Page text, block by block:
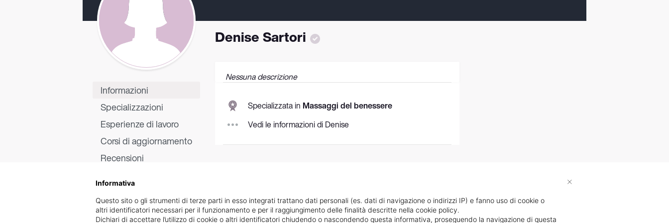
Informazioni
Specializzazioni
Esperienze di lavoro
Corsi di aggiornamento
Recensioni
Denise Sartori
Nessuna descrizione
Specializzata in Massaggi del benessere
Vedi le informazioni di Denise
Informativa
Questo sito o gli strumenti di terze parti in esso integrati trattano dati personali (es. dati di navigazione o indirizzi IP) e fanno uso di cookie o
altri identificatori necessari per il funzionamento e per il raggiungimento delle finalità descritte nella cookie policy.
Dichiari di accettare l’utilizzo di cookie o altri identificatori chiudendo o nascondendo questa informativa, proseguendo la navigazione di questa
×